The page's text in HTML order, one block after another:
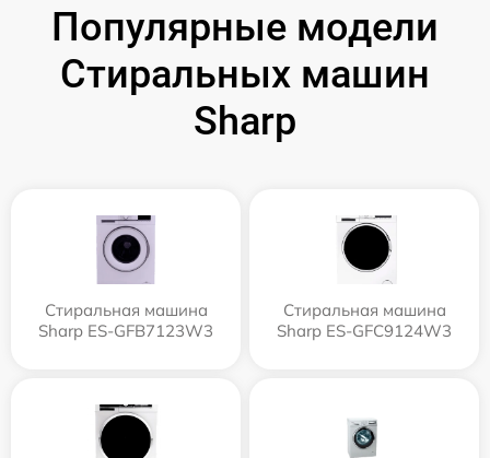
Популярные модели
Стиральных машин
Sharp
Стиральная машина
Sharp ES-GFB7123W3
Стиральная машина
Sharp ES-GFC9124W3